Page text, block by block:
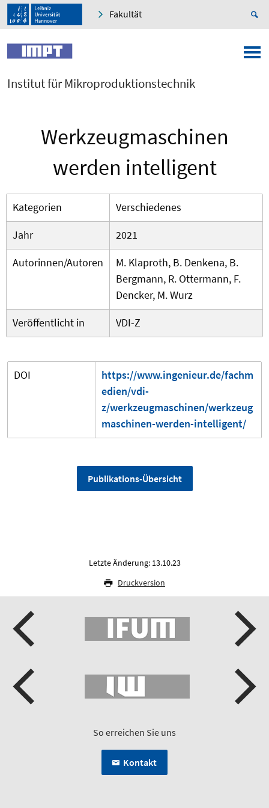
Fakultät
Institut für Mikroproduktionstechnik
Werkzeugmaschinen
werden intelligent
Kategorien
Verschiedenes
Jahr
2021
Autorinnen/Autoren
M. Klaproth, B. Denkena, B.
Bergmann, R. Ottermann, F.
Dencker, M. Wurz
Veröffentlicht in
VDI-Z
DOI
https://www.ingenieur.de/fachm
edien/vdi-
z/werkzeugmaschinen/werkzeug
maschinen-werden-intelligent/
Publikations-Übersicht
Letzte Änderung: 13.10.23
Druckversion
So erreichen Sie uns
Kontakt